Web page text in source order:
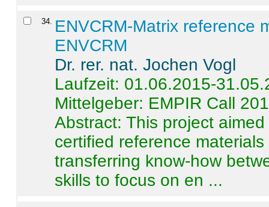
34. ENVCRM-Matrix reference
ENVCRM
Dr. rer. nat. Jochen Vogl
Laufzeit: 01.06.2015-
Mittelgeber: EMPIR Call
Abstract:This project
certified reference
transferring know-how
skills to focus on en ...